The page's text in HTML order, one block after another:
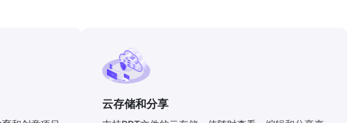
云存储和分享